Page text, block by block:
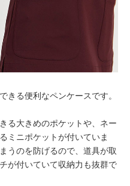
きる便利なペンケースです。
る大きめのポケットや、ネー
ミニポケットが付いていま
うのを防げるので、道具が取
が付いていて収納力も抜群で